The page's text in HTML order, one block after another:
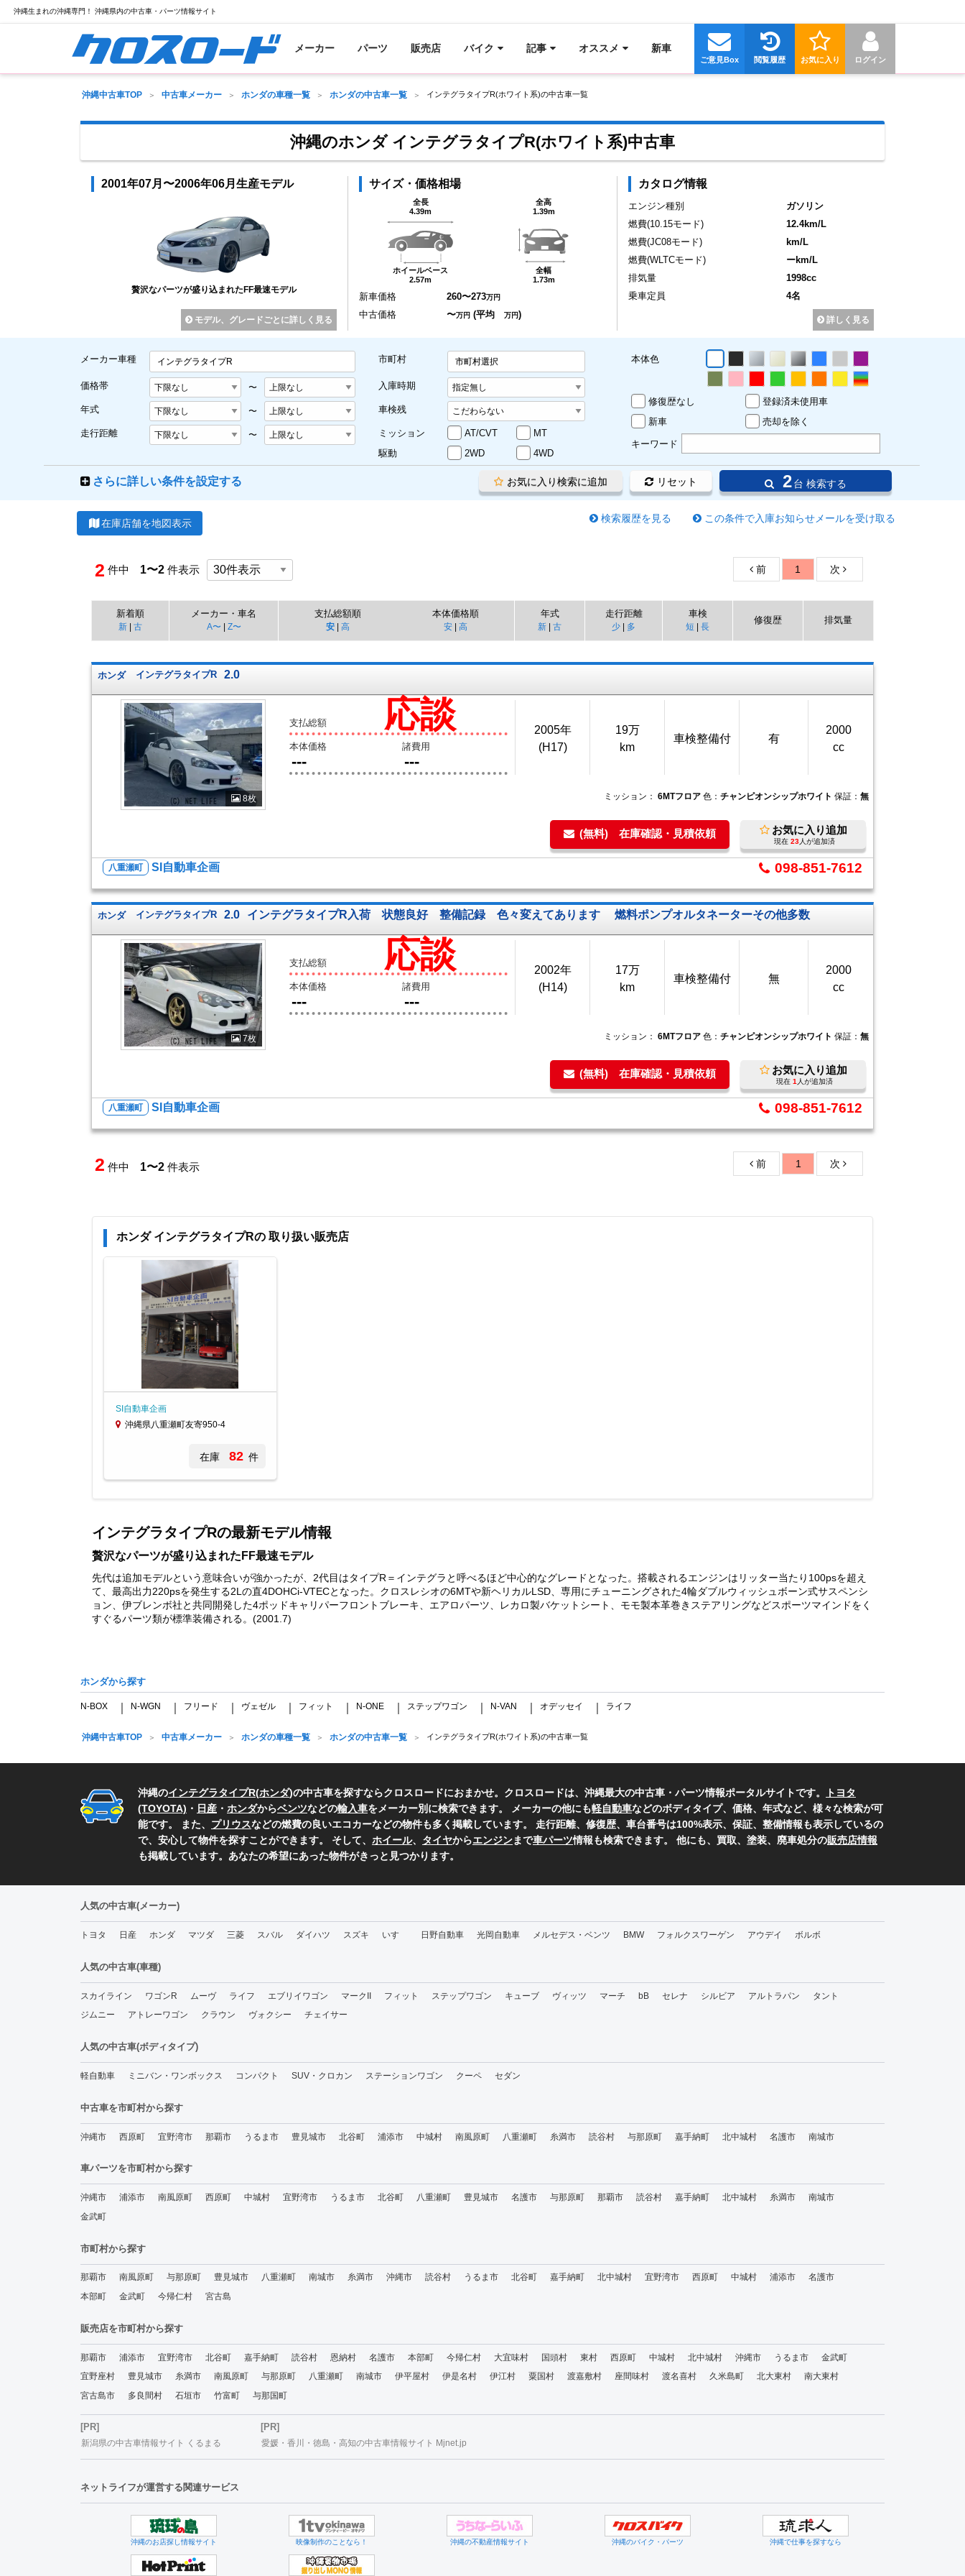
沖縄生まれの沖縄専門！ 沖縄県内の中古車・パーツ情報サイト
メーカー パーツ 販売店 バイク 記事 オススメ 新車
ログイン
お気に入り
閲覧履歴
ご意見Box
沖縄中古車TOP 中古車メーカー ホンダの車種一覧 ホンダの中古車一覧 インテグラタイプR(ホワイト系)の中古車一覧
沖縄のホンダ インテグラタイプR(ホワイト系)中古車
2001年07月〜2006年06月生産モデル
贅沢なパーツが盛り込まれたFF最速モデル
モデル、グレードごとに詳しく見る
サイズ・価格相場
全長
4.39m
ホイールベース
2.57m
全高
1.39m
全幅
1.73m
新車価格 260〜273万円
中古価格 〜万円 (平均万円)
カタログ情報
エンジン種別
ガソリン
燃費(10.15モード)
12.4km/L
燃費(JC08モード)
km/L
燃費(WLTCモード)
ーkm/L
排気量
1998cc
乗車定員
4名
詳しく見る
メーカー車種 インテグラタイプR
価格帯 〜
年式 〜
走行距離 〜
市町村 市町村選択
入庫時期
車検残
ミッション AT/CVT
MT
駆動
2WD 4WD
本体色
修復歴なし
登録済未使用車
新車
売却を除く
キーワード
さらに詳しい条件を設定する 2台 検索する
リセット
お気に入り検索に追加
在庫店舗を地図表示 この条件で入庫お知らせメールを受け取る
検索履歴を見る
2 件中 1〜2 件表示 前 1 次
新着順
新 | 古
メーカー・車名
A〜| Z〜
支払総額順
安| 高
本体価格順
安| 高
年式
新 | 古
走行距離
少 | 多
車検
短 | 長
修復歴 排気量
ホンダ インテグラタイプR 2.0
8枚
支払総額 応談
本体価格
---
諸費用
---
2005年
(H17)
19万
km
車検整備付 有
2000
cc
ミッション： 6MTフロア 色： チャンピオンシップホワイト 保証： 無
(無料) 在庫確認・見積依頼 お気に入り追加
現在 23人が追加済
八重瀬町 SI自動車企画 098-851-7612
ホンダ インテグラタイプR 2.0 インテグラタイプR入荷 状態良好 整備記録 色々変えてあります 燃料ポンプオルタネーターその他多数
7枚
支払総額 応談
本体価格
---
諸費用
---
2002年
(H14)
17万
km
車検整備付 無
2000
cc
ミッション： 6MTフロア 色： チャンピオンシップホワイト 保証： 無
(無料) 在庫確認・見積依頼 お気に入り追加
現在 1 人が追加済
八重瀬町 SI自動車企画 098-851-7612
2 件中 1〜2 件表示 前 1 次
ホンダ インテグラタイプRの 取り扱い販売店
SI自動車企画
沖縄県八重瀬町友寄950-4
在庫 82 件
1
インテグラタイプRの最新モデル情報
贅沢なパーツが盛り込まれたFF最速モデル
先代は追加モデルという意味合いが強かったが、2代目はタイプR＝インテグラと呼べるほど中心的なグレードとなった。搭載されるエンジンはリッター当たり100psを超え
て、最高出力220psを発生する2Lの直4DOHCi-VTECとなった。クロスレシオの6MTや新ヘリカルLSD、専用にチューニングされた4輪ダブルウィッシュボーン式サスペンシ
ョン、伊ブレンボ社と共同開発した4ポッドキャリパーフロントブレーキ、エアロパーツ、レカロ製バケットシート、モモ製本革巻きステアリングなどスポーツマインドをく
すぐるパーツ類が標準装備される。(2001.7)
ホンダから探す
N-BOX N-WGN フリード ヴェゼル フィット N-ONE ステップワゴン N-VAN オデッセイ ライフ
沖縄中古車TOP 中古車メーカー ホンダの車種一覧 ホンダの中古車一覧 インテグラタイプR(ホワイト系)の中古車一覧
沖縄のインテグラタイプR(ホンダ)の中古車を探すならクロスロードにおまかせ。クロスロードは、沖縄最大の中古車・パーツ情報ポータルサイトです。
トヨタ
(TOYOTA) ・ 日産 ・ ホンダからベンツなどの輸入車をメーカー別に検索できます。 メーカーの他にも軽自動車などのボディタイプ、価格、年式など、様々な検索が可
能です。 また、 プリウスなどの燃費の良いエコカーなどの物件も多く掲載しています。 走行距離、修復歴、車台番号は100%表示、保証、整備情報も表示しているの
で、安心して物件を探すことができます。 そして、 ホイール、 タイヤからエンジンまで車パーツ情報も検索できます。 他にも、買取、塗装、廃車処分の販売店情報
も掲載しています。あなたの希望にあった物件がきっと見つかります。
人気の中古車(メーカー)
トヨタ 日産 ホンダ マツダ 三菱 スバル ダイハツ スズキ いすゞ 日野自動車 光岡自動車 メルセデス・ベンツ BMW フォルクスワーゲン アウデイ ボルボ
人気の中古車(車種)
スカイライン ワゴンR ムーヴ ライフ エブリイワゴン マークII フィット ステップワゴン キューブ ヴィッツ マーチ bB セレナ シルビア アルトラパン
タント
ジムニー
アトレーワゴン クラウン ヴォクシー チェイサー
人気の中古車(ボディタイプ)
軽自動車 ミニバン・ワンボックス コンパクト SUV・クロカン ステーションワゴン クーペ セダン
中古車を市町村から探す
沖縄市 西原町 宜野湾市 那覇市 うるま市 豊見城市 北谷町 浦添市 中城村 南風原町 八重瀬町 糸満市 読谷村 与那原町 嘉手納町 北中城村 名護市 南城市
車パーツを市町村から探す
沖縄市 浦添市 南風原町 西原町 中城村 宜野湾市 うるま市 北谷町 八重瀬町 豊見城市 名護市 与那原町 那覇市 読谷村 嘉手納町 北中城村 糸満市
南城市
金武町
市町村から探す
那覇市 南風原町 与那原町 豊見城市 八重瀬町 南城市 糸満市 沖縄市 読谷村 うるま市 北谷町 嘉手納町 北中城村 宜野湾市 西原町 中城村 浦添市
名護市
本部町
金武町 今帰仁村 宮古島
販売店を市町村から探す
那覇市 浦添市 宜野湾市 北谷町 嘉手納町 読谷村 恩納村 名護市 本部町 今帰仁村 大宜味村 国頭村 東村 西原町 中城村 北中城村 沖縄市 うるま市
金武町
宜野座村
豊見城市 糸満市 南風原町 与那原町 八重瀬町 南城市 伊平屋村 伊是名村 伊江村 粟国村 渡嘉敷村 座間味村 渡名喜村 久米島町 北大東村
南大東村
宮古島市
多良間村 石垣市 竹富町 与那国町
[PR]
新潟県の中古車情報サイト くるまる
[PR]
愛媛・香川・徳島・高知の中古車情報サイト Mjnet.jp
ネットライフが運営する関連サービス
沖縄のお店探し情報サイト 映像制作のことなら！ 沖縄の不動産情報サイト 沖縄のバイク・パーツ 沖縄で仕事を探すなら